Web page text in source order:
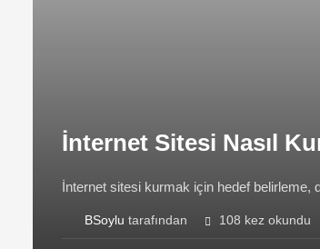
İnternet Sitesi Nasıl
İnternet sitesi kurmak için hedef belirleme,
BSoylu tarafından 108 kez okundu